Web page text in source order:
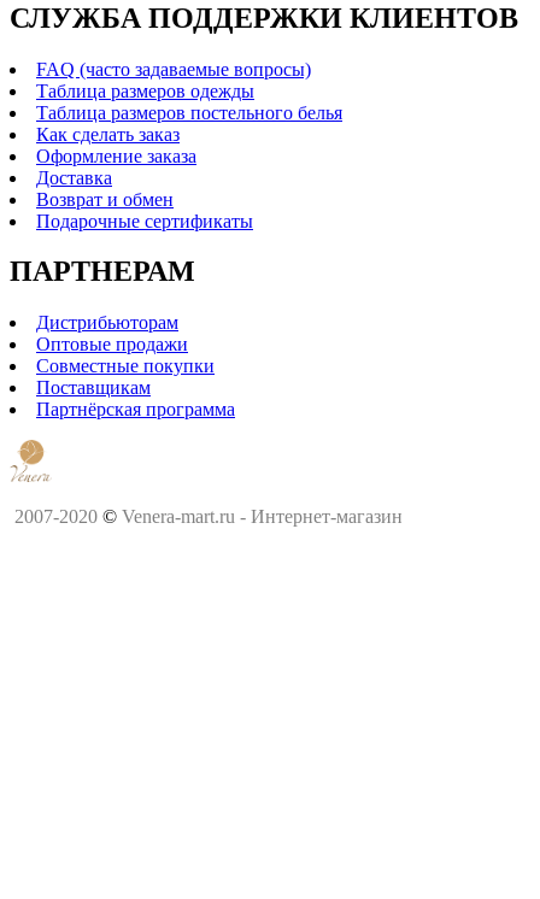
СЛУЖБА ПОДДЕРЖКИ КЛИЕНТОВ
FAQ (часто задаваемые вопросы)
Таблица размеров одежды
Таблица размеров постельного белья
Как сделать заказ
Оформление заказа
Доставка
Возврат и обмен
Подарочные сертификаты
ПАРТНЕРАМ
Дистрибьюторам
Оптовые продажи
Совместные покупки
Поставщикам
Партнёрская программа
2007-2020 © Venera-mart.ru - Интернет-магазин